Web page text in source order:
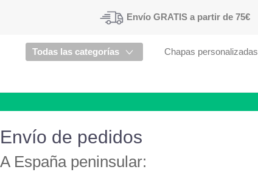
Envío GRATIS a partir de 75€
Todas las categorías Chapas personalizadas
Envío de pedidos
A España peninsular: